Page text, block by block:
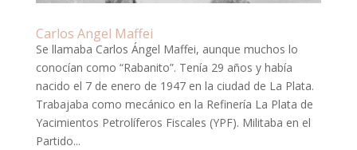
Carlos Angel Maffei
Se llamaba Carlos Ángel Maffei, aunque muchos lo
conocían como “Rabanito”. Tenía 29 años y había
nacido el 7 de enero de 1947 en la ciudad de La Plata.
Trabajaba como mecánico en la Refinería La Plata de
Yacimientos Petrolíferos Fiscales (YPF). Militaba en el
Partido...